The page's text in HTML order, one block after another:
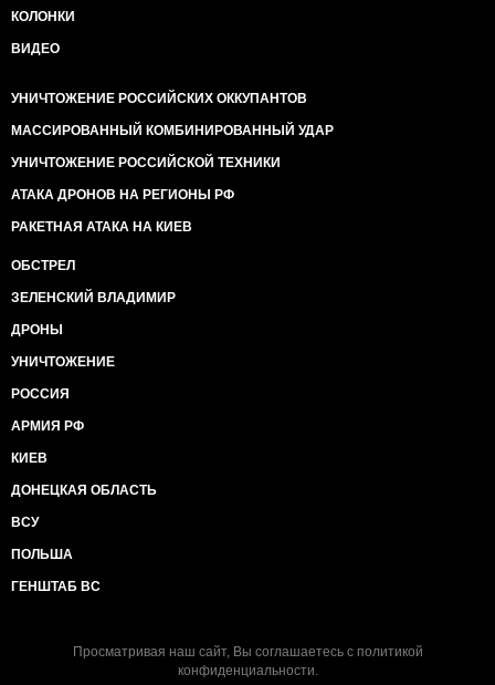
КОЛОНКИ
ВИДЕО
УНИЧТОЖЕНИЕ РОССИЙСКИХ ОККУПАНТОВ
МАССИРОВАННЫЙ КОМБИНИРОВАННЫЙ УДАР
УНИЧТОЖЕНИЕ РОССИЙСКОЙ ТЕХНИКИ
АТАКА ДРОНОВ НА РЕГИОНЫ РФ
РАКЕТНАЯ АТАКА НА КИЕВ
ОБСТРЕЛ
ЗЕЛЕНСКИЙ ВЛАДИМИР
ДРОНЫ
УНИЧТОЖЕНИЕ
РОССИЯ
АРМИЯ РФ
КИЕВ
ДОНЕЦКАЯ ОБЛАСТЬ
ВСУ
ПОЛЬША
ГЕНШТАБ ВС
Просматривая наш сайт, Вы соглашаетесь с политикой
конфиденциальности.